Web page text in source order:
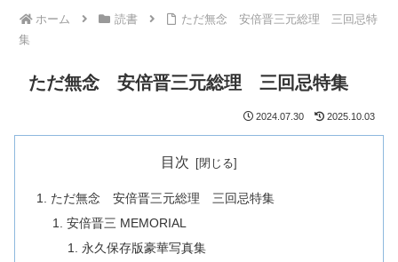
ホーム 読書
ただ無念 安倍晋三元総理 三回忌特
集
ただ無念 安倍晋三元総理 三回忌特集
2024.07.30 2025.10.03
目次
ただ無念 安倍晋三元総理 三回忌特集
安倍晋三 MEMORIAL
永久保存版豪華写真集